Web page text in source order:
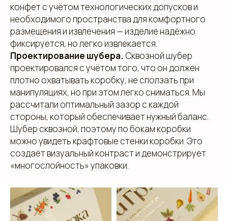
конфет с учётом технологических допусков и
необходимого пространства для комфортного
размещения и извлечения — изделие надёжно
фиксируется, но легко извлекается.
Проектирование шубера. Сквозной шубер
проектировался с учётом того, что он должен
плотно охватывать коробку, не сползать при
манипуляциях, но при этом легко сниматься. Мы
рассчитали оптимальный зазор с каждой
стороны, который обеспечивает нужный баланс.
Шубер сквозной, поэтому по бокам коробки
можно увидеть крафтовые стенки коробки. Это
создаёт визуальный контраст и демонстрирует
«многослойность» упаковки.